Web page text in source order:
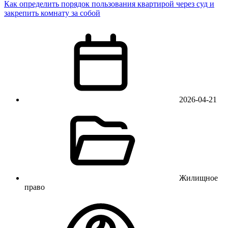
Как определить порядок пользования квартирой через суд и
закрепить комнату за собой
2026-04-21
Жилищное
право